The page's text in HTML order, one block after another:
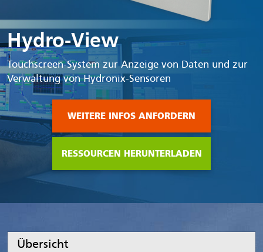
Hydro-View
Touchscreen-System zur Anzeige von Daten und zur
Verwaltung von Hydronix-Sensoren
WEITERE INFOS ANFORDERN
RESSOURCEN HERUNTERLADEN
Übersicht